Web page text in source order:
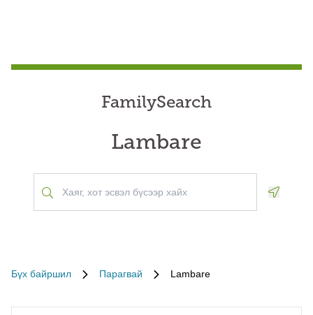
FamilySearch
Lambare
Бүх байршил Парагвай Lambare